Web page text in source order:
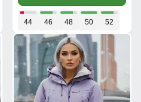
44 46 48 50 52